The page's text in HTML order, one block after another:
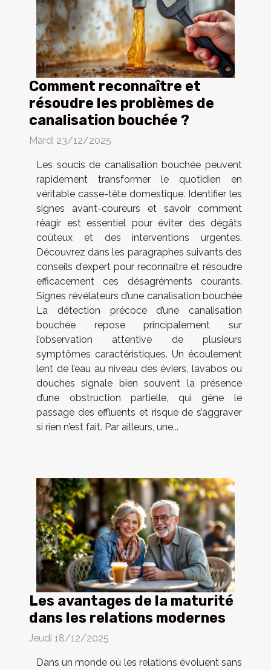
Comment reconnaître et
résoudre les problèmes de
canalisation bouchée ?
Mardi 23/12/2025
Les soucis de canalisation bouchée peuvent
rapidement transformer le quotidien en
véritable casse-tête domestique. Identifier les
signes avant-coureurs et savoir comment
réagir est essentiel pour éviter des dégâts
coûteux et des interventions urgentes.
Découvrez dans les paragraphes suivants des
conseils d’expert pour reconnaître et résoudre
efficacement ces désagréments courants.
Signes révélateurs d’une canalisation bouchée
La détection précoce d’une canalisation
bouchée repose principalement sur
l’observation attentive de plusieurs
symptômes caractéristiques. Un écoulement
lent de l’eau au niveau des éviers, lavabos ou
douches signale bien souvent la présence
d’une obstruction partielle, qui gêne le
passage des effluents et risque de s’aggraver
si rien n’est fait. Par ailleurs, une...
Les avantages de la maturité
dans les relations modernes
Jeudi 18/12/2025
Dans un monde où les relations évoluent sans